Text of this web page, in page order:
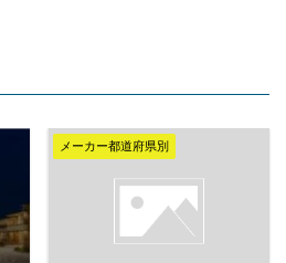
メーカー都道府県別